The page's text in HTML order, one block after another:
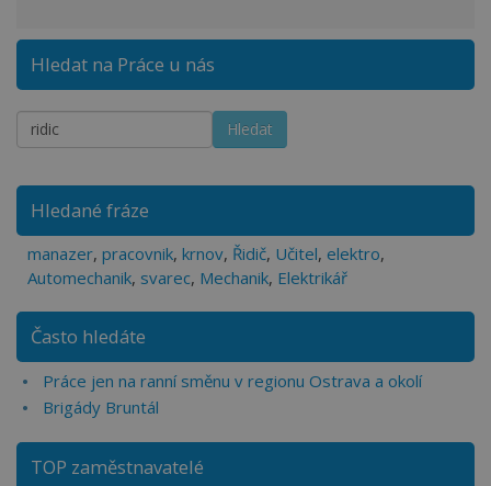
Hledat na Práce u nás
Hledané fráze
manazer, pracovnik, krnov, Řidič, Učitel, elektro,
Automechanik, svarec, Mechanik, Elektrikář
Často hledáte
Práce jen na ranní směnu v regionu Ostrava a okolí
Brigády Bruntál
TOP zaměstnavatelé